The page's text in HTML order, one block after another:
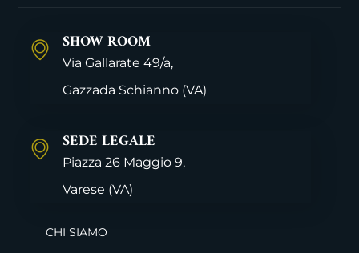
SHOW ROOM
Via Gallarate 49/a,
Gazzada Schianno (VA)
SEDE LEGALE
Piazza 26 Maggio 9,
Varese (VA)
CHI SIAMO